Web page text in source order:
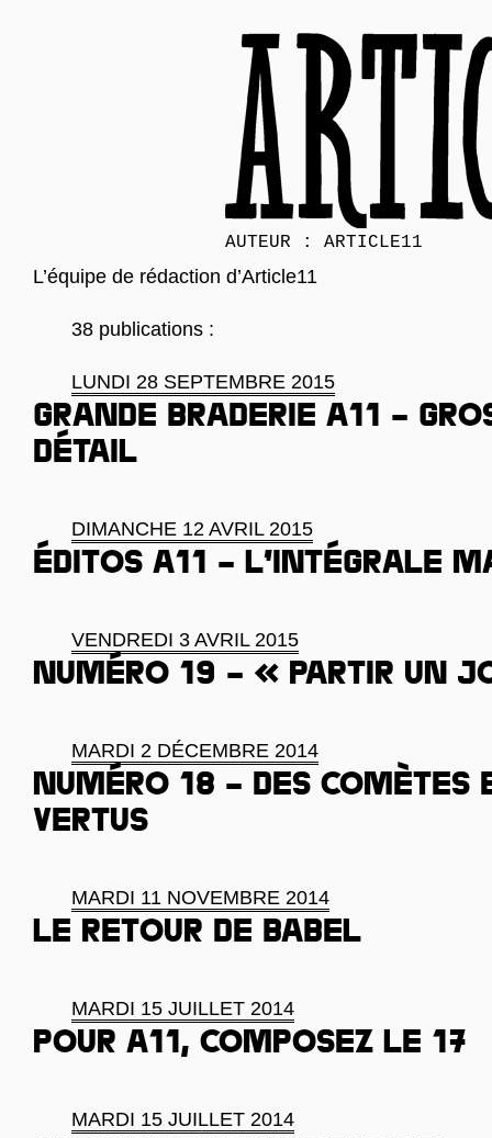
AUTEUR : ARTICLE11
L’équipe de rédaction d’Article11
38 publications :
LUNDI 28 SEPTEMBRE 2015
Grande braderie A11 –
détail
DIMANCHE 12 AVRIL 2015
Éditos A11 – l’intégrale
VENDREDI 3 AVRIL 2015
Numéro 19 – « Partir un
MARDI 2 DÉCEMBRE 2014
Numéro 18 – Des
vertus
MARDI 11 NOVEMBRE 2014
Le retour de Babel
MARDI 15 JUILLET 2014
Pour A11, composez le 17
MARDI 15 JUILLET 2014